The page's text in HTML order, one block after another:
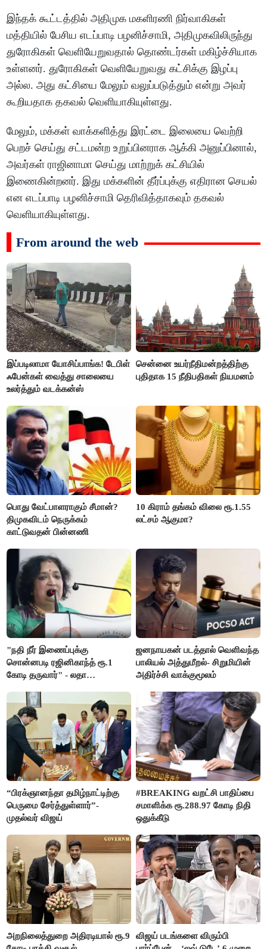
இந்தக் கூட்டத்தில் அதிமுக மகளிரணி நிர்வாகிகள்
மத்தியில் பேசிய எடப்பாடி பழனிச்சாமி, அதிமுகவிலிருந்து
துரோகிகள் வெளியேறுவதால் தொண்டர்கள் மகிழ்ச்சியாக
உள்ளனர். துரோகிகள் வெளியேறுவது கட்சிக்கு இழப்பு
அல்ல. அது கட்சியை மேலும் வலுப்படுத்தும் என்று அவர்
கூறியதாக தகவல் வெளியாகியுள்ளது.
மேலும், மக்கள் வாக்களித்து இரட்டை இலையை வெற்றி
பெறச் செய்து சட்டமன்ற உறுப்பினராக ஆக்கி அனுப்பினால்,
அவர்கள் ராஜினாமா செய்து மாற்றுக் கட்சியில்
இணைகின்றனர். இது மக்களின் தீர்ப்புக்கு எதிரான செயல்
என எடப்பாடி பழனிச்சாமி தெரிவித்தாகவும் தகவல்
வெளியாகியுள்ளது.
From around the web
இப்படிலாமா யோசிப்பாங்க! டேபிள்
ஃபேன்கள் வைத்து சாலையை
உலர்த்தும் வடக்கன்ஸ்
சென்னை உயர்நீதிமன்றத்திற்கு
புதிதாக 15 நீதிபதிகள் நியமனம்
பொது வேட்பாளராகும் சீமான்?
திமுகவிடம் நெருக்கம்
காட்டுவதன் பின்னணி
10 கிராம் தங்கம் விலை ரூ.1.55
லட்சம் ஆகுமா?
"நதி நீர் இணைப்புக்கு
சொன்னபடி ரஜினிகாந்த் ரூ.1
கோடி தருவார்" - லதா
ஜனநாயகன் படத்தால் வெளிவந்த
பாலியல் அத்துமீறல்- சிறுமியின்
அதிர்ச்சி வாக்குமூலம்
“பிரக்ஞானந்தா தமிழ்நாட்டிற்கு
பெருமை சேர்த்துள்ளார்”-
முதல்வர் விஜய்
#BREAKING வறட்சி பாதிப்பை
சமாளிக்க ரூ.288.97 கோடி நிதி
ஒதுக்கீடு
அறநிலைத்துறை அதிரடியால் ரூ.9
விஜய் படங்களை விரும்பி